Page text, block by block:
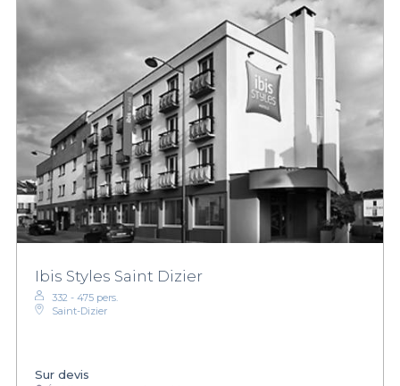
Ibis Styles Saint Dizier
332 - 475 pers.
Saint-Dizier
Sur devis